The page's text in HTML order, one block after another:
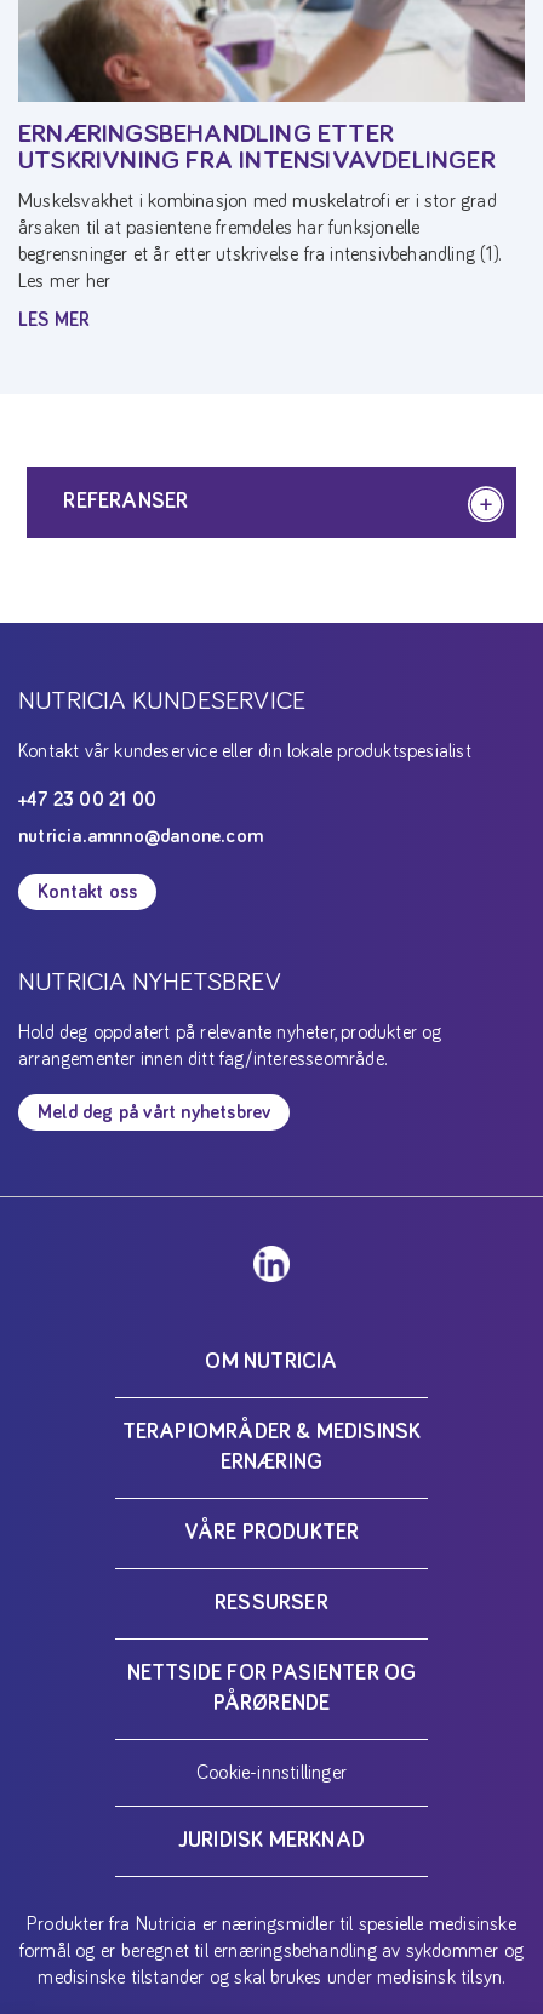
ERNÆRINGSBEHANDLING ETTER
UTSKRIVNING FRA INTENSIVAVDELINGER
Muskelsvakhet i kombinasjon med muskelatrofi er i stor grad
årsaken til at pasientene fremdeles har funksjonelle
begrensninger et år etter utskrivelse fra intensivbehandling (1).
Les mer her
LES MER
REFERANSER
NUTRICIA KUNDESERVICE
Kontakt vår kundeservice eller din lokale produktspesialist
+47 23 00 21 00
nutricia.amnno@danone.com
Kontakt oss
NUTRICIA NYHETSBREV
Hold deg oppdatert på relevante nyheter, produkter og
arrangementer innen ditt fag/interesseområde.
Meld deg på vårt nyhetsbrev
OM NUTRICIA
TERAPIOMRÅDER & MEDISINSK
ERNÆRING
VÅRE PRODUKTER
RESSURSER
NETTSIDE FOR PASIENTER OG
PÅRØRENDE
Cookie-innstillinger
JURIDISK MERKNAD
Produkter fra Nutricia er næringsmidler til spesielle medisinske
formål og er beregnet til ernæringsbehandling av sykdommer og
medisinske tilstander og skal brukes under medisinsk tilsyn.